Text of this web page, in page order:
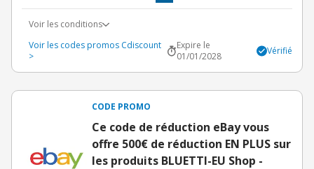
Voir les conditions
Voir les codes promos Cdiscount
>
Expire le
01/01/2028
Vérifié
CODE PROMO
Ce code de réduction eBay vous
offre 500€ de réduction EN PLUS sur
les produits BLUETTI-EU Shop -